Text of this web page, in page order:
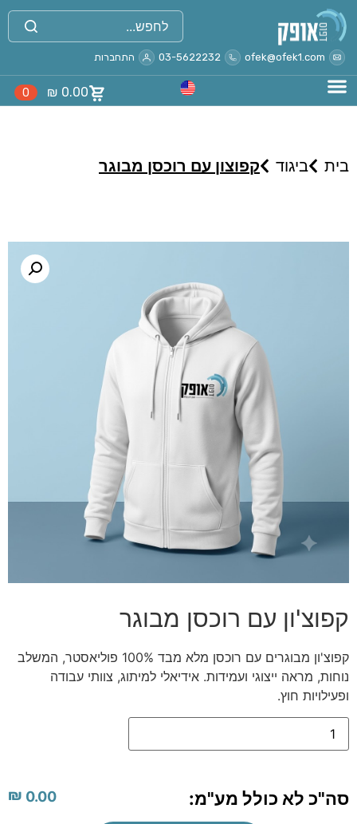
ofek@ofek1.com
03-5622232 התחברות
₪ 0.00
0
בית ביגוד קפוצון עם רוכסן מבוגר
קפוצ'ון עם רוכסן מבוגר
קפוצ'ון מבוגרים עם רוכסן מלא מבד 100% פוליאסטר, המשלב
נוחות, מראה ייצוגי ועמידות. אידיאלי למיתוג, צוותי עבודה
ופעילויות חוץ.
סה"כ לא כולל מע"מ: ₪ 0.00